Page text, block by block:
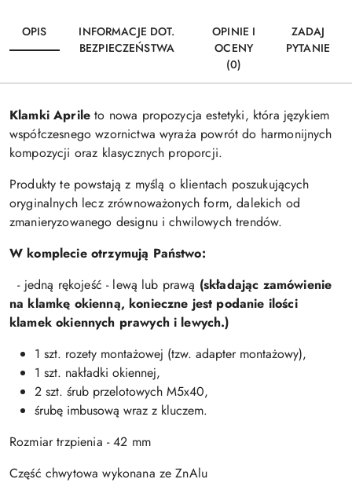
OPIS
INFORMACJE DOT.
BEZPIECZEŃSTWA
OPINIE I
OCENY
(0)
ZADAJ
PYTANIE
Klamki Aprile to nowa propozycja estetyki, która językiem
współczesnego wzornictwa wyraża powrót do harmonijnych
kompozycji oraz klasycznych proporcji.
Produkty te powstają z myślą o klientach poszukujących
oryginalnych lecz zrównoważonych form, dalekich od
zmanieryzowanego designu i chwilowych trendów.
W komplecie otrzymują Państwo:
- jedną rękojeść - lewą lub prawą (składając zamówienie
na klamkę okienną, konieczne jest podanie ilości
klamek okiennych prawych i lewych.)
1 szt. rozety montażowej (tzw. adapter montażowy),
1 szt. nakładki okiennej,
2 szt. śrub przelotowych M5x40,
śrubę imbusową wraz z kluczem.
Rozmiar trzpienia - 42 mm
Część chwytowa wykonana ze ZnAlu